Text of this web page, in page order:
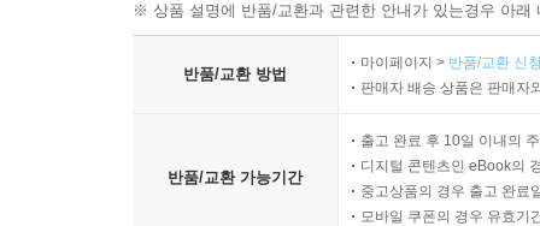
※ 상품 설명에 반품/교환과 관련한 안내가 있는경우 아
반품/교환 방법
마이페이지 > 반품/교환 신
판매자 배송 상품은 판매자
반품/교환 가능기간
출고 완료 후 10일 이내의
디지털 콘텐츠인 eBook의
중고상품의 경우 출고 완료
모바일 쿠폰의 경우 유효기